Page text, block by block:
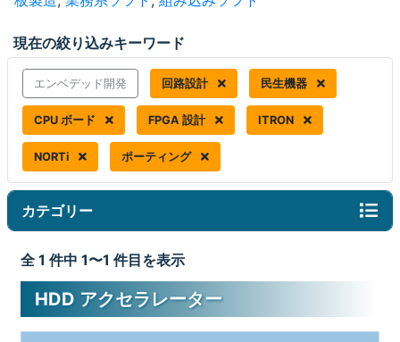
現在の絞り込みキーワード
エンベデッド開発 回路設計 民生機器
CPU ボード FPGA 設計 ITRON
NORTi ポーティング
カテゴリー
全 1 件中 1〜1 件目を表示
HDD アクセラレーター